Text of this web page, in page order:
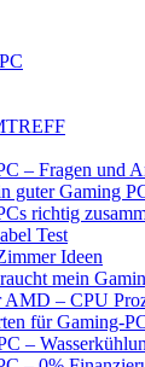
– Fragen und
guter Gaming
richtig
Test
Ideen
mein
AMD – CPU
für Gaming-
–